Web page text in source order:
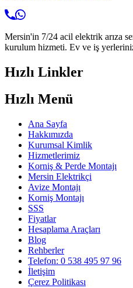
Mersin'in 7/24 acil elektrik arıza
kurulum hizmeti. Ev ve iş
Hızlı Linkler
Hızlı Menü
Ana Sayfa
Hakkımızda
Kurumsal Kimlik
Hizmetlerimiz
Korniş & Perde Montajı
Mersin Elektrikçi
Avize Montajı
Korniş Montajı
SSS
Fiyatlar
Hesaplama Araçları
Blog
Rehberler
Telefon: 0 538 495 97 96
İletişim
Çerez Politikası